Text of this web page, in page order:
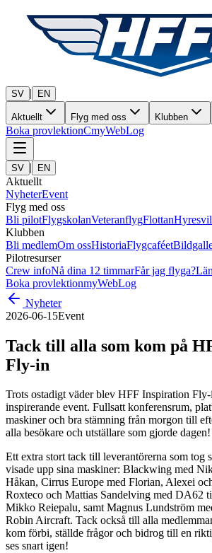
SV | EN
Aktuellt Flyg med oss Klubben
Boka provlektionCmyWebLog
SV | EN
Aktuellt
NyheterEvent
Flyg med oss
Bli pilotFlygskolanVeteranflygFlottan
Klubben
Bli medlemOm ossHistoriaFlygcaféet
Pilotresurser
Crew infoNå dina 12 timmarFår jag flyga?
Boka provlektionmyWebLog
Nyheter
2026-06-15Event
Tack till alla som kom på
Fly-in
Trots ostadigt väder blev HFF Inspiration
inspirerande event. Fullsatt konferensrum,
maskiner och bra stämning från morgon till
alla besökare och utställare som gjorde dagen!
Ett extra stort tack till leverantörerna som tog
visade upp sina maskiner: Blackwing med
Håkan, Cirrus Europe med Florian, Alexei
Roxteco och Mattias Sandelving med DA62
Mikko Reiepalu, samt Magnus Lundström
Robin Aircraft. Tack också till alla
kom förbi, ställde frågor och bidrog till en
ses snart igen!